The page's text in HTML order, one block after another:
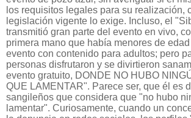
los requisitos legales para su realización,
legislación vigente lo exige. Incluso, el
transmitió gran parte del evento en vivo,
primera mano que había menores de
evento con contenido para adultos; pero
personas disfrutaron y se divirtieron
evento gratuito, DONDE NO HUBO
QUE LAMENTAR". Parece ser, que él es
sangileños que considera que "no hubo
lamentar". Curiosamente, cuando un